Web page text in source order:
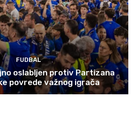
FUDBAL
oslabljen protiv Partizana
povrede važnog igrača